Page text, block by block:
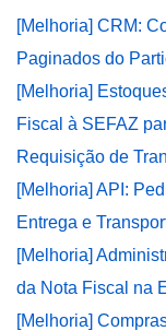
[Melhoria] CRM:
Paginados do
[Melhoria]
Fiscal à SEFAZ
Requisição de
[Melhoria] API:
Entrega e
[Melhoria]
da Nota Fiscal na
[Melhoria]